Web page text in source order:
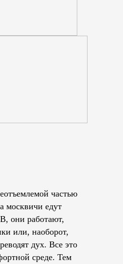
частью
москвичи едут
они работают,
или, наоборот,
дух. Все это
среде. Тем